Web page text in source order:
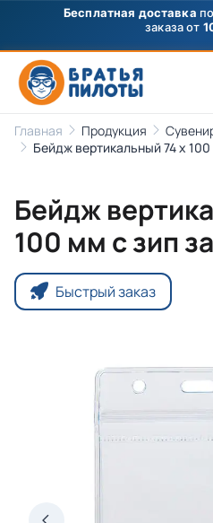
Бесплатная доставка
заказа от
Главная Продукция
Бейдж вертикальный 74 х
Бейдж
100 мм с зип
Быстрый заказ